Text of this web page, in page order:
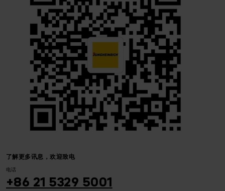
了解更多讯息，欢迎致电
电话
+86 21 5329 5001